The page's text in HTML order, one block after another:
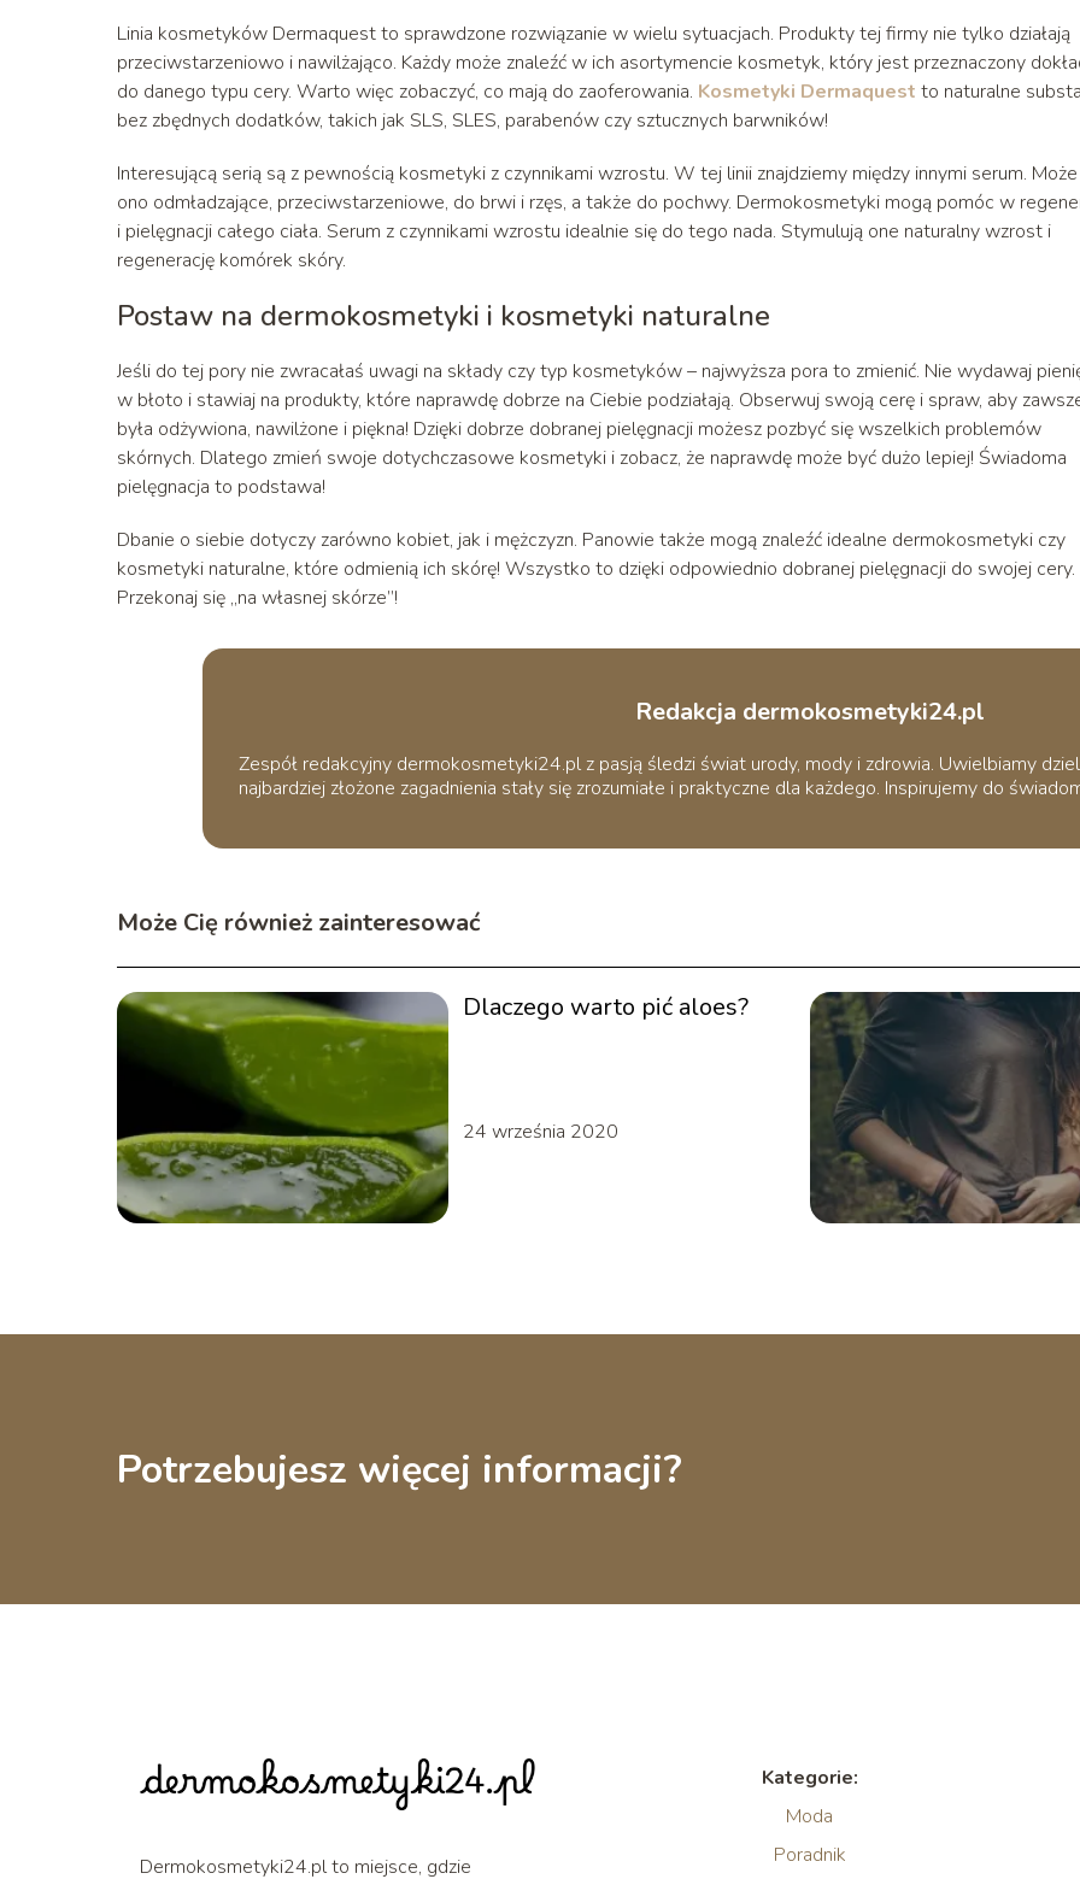
Linia kosmetyków Dermaquest to sprawdzone rozwiązanie w wielu sytuacjach. Produkty tej firmy nie tylko działają
przeciwstarzeniowo i nawilżająco. Każdy może znaleźć w ich asortymencie kosmetyk, który jest przeznaczony
do danego typu cery. Warto więc zobaczyć, co mają do zaoferowania. Kosmetyki Dermaquest to naturalne
bez zbędnych dodatków, takich jak SLS, SLES, parabenów czy sztucznych barwników!
Interesującą serią są z pewnością kosmetyki z czynnikami wzrostu. W tej linii znajdziemy między innymi serum.
ono odmładzające, przeciwstarzeniowe, do brwi i rzęs, a także do pochwy. Dermokosmetyki mogą pomóc w
i pielęgnacji całego ciała. Serum z czynnikami wzrostu idealnie się do tego nada. Stymulują one naturalny wzrost i
regenerację komórek skóry.
Postaw na dermokosmetyki i kosmetyki naturalne
Jeśli do tej pory nie zwracałaś uwagi na składy czy typ kosmetyków – najwyższa pora to zmienić. Nie wydawaj
w błoto i stawiaj na produkty, które naprawdę dobrze na Ciebie podziałają. Obserwuj swoją cerę i spraw, aby
była odżywiona, nawilżone i piękna! Dzięki dobrze dobranej pielęgnacji możesz pozbyć się wszelkich problemów
skórnych. Dlatego zmień swoje dotychczasowe kosmetyki i zobacz, że naprawdę może być dużo lepiej! Świadoma
pielęgnacja to podstawa!
Dbanie o siebie dotyczy zarówno kobiet, jak i mężczyzn. Panowie także mogą znaleźć idealne dermokosmetyki czy
kosmetyki naturalne, które odmienią ich skórę! Wszystko to dzięki odpowiednio dobranej pielęgnacji do swojej cery.
Przekonaj się „na własnej skórze”!
Redakcja dermokosmetyki24.pl
Zespół redakcyjny dermokosmetyki24.pl z pasją śledzi świat urody, mody i zdrowia. Uwielbiamy
najbardziej złożone zagadnienia stały się zrozumiałe i praktyczne dla każdego. Inspirujemy do
Może Cię również zainteresować
Dlaczego warto pić aloes?
24 września 2020
Potrzebujesz więcej informacji?
Dermokosmetyki24.pl to miejsce, gdzie
Kategorie:
Moda
Poradnik